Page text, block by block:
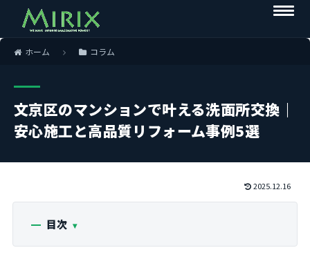
ホーム コラム
文京区のマンションで叶える洗面所交換｜
安心施工と高品質リフォーム事例5選
2025.12.16
目次